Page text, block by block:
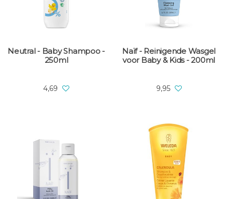
Neutral - Baby Shampoo -
250ml
4,69
Naïf - Reinigende Wasgel
voor Baby & Kids - 200ml
9,95